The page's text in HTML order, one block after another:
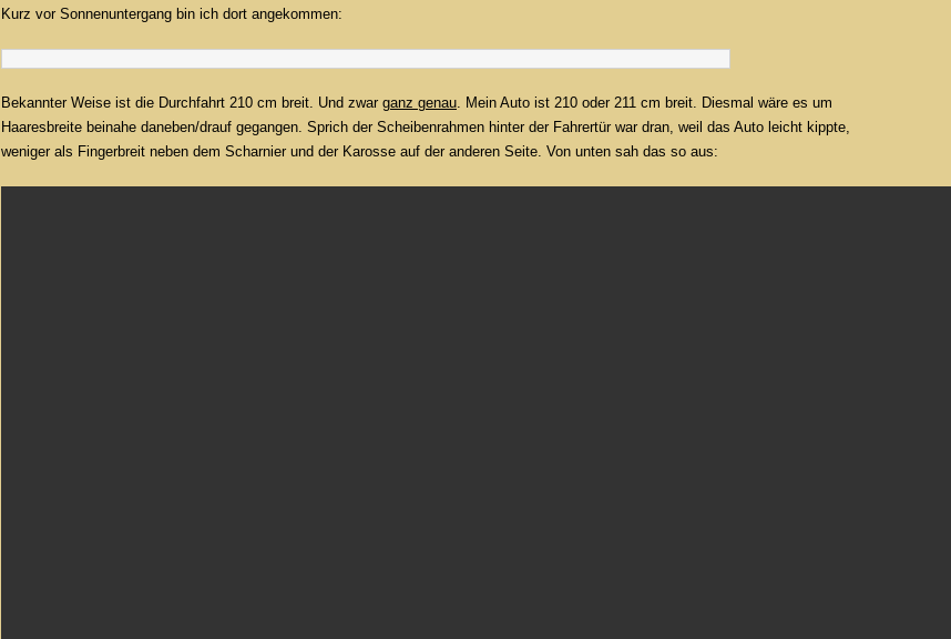
Kurz vor Sonnenuntergang bin ich dort angekommen:
Bekannter Weise ist die Durchfahrt 210 cm breit. Und zwar ganz genau. Mein Auto ist 210 oder 211 cm breit. Diesmal wäre es um
Haaresbreite beinahe daneben/drauf gegangen. Sprich der Scheibenrahmen hinter der Fahrertür war dran, weil das Auto leicht kippte,
weniger als Fingerbreit neben dem Scharnier und der Karosse auf der anderen Seite. Von unten sah das so aus: